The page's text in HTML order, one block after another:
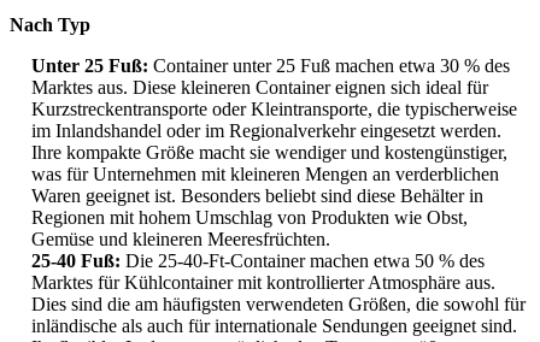
Nach Typ
Unter 25 Fuß: Container unter 25 Fuß machen etwa 30 % des
Marktes aus. Diese kleineren Container eignen sich ideal für
Kurzstreckentransporte oder Kleintransporte, die typischerweise
im Inlandshandel oder im Regionalverkehr eingesetzt werden.
Ihre kompakte Größe macht sie wendiger und kostengünstiger,
was für Unternehmen mit kleineren Mengen an verderblichen
Waren geeignet ist. Besonders beliebt sind diese Behälter in
Regionen mit hohem Umschlag von Produkten wie Obst,
Gemüse und kleineren Meeresfrüchten.
25-40 Fuß: Die 25-40-Ft-Container machen etwa 50 % des
Marktes für Kühlcontainer mit kontrollierter Atmosphäre aus.
Dies sind die am häufigsten verwendeten Größen, die sowohl für
inländische als auch für internationale Sendungen geeignet sind.